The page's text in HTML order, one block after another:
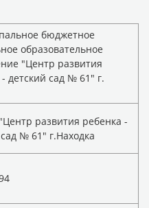
бюджетное
образовательное
"Центр развития
детский сад № 61" г.
развития ребенка -
№ 61" г.Находка